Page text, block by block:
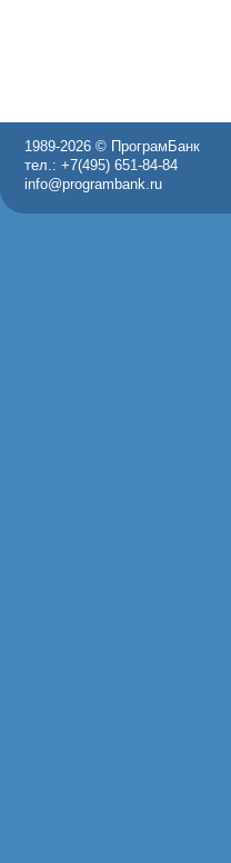
1989-2026 © ПрограмБанк
тел.: +7(495) 651-84-84
info@programbank.ru